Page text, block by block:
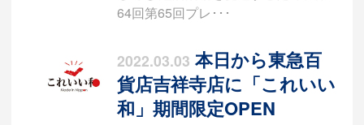
64回第65回プレ･･･
2022.03.03 本日から東急百
貨店吉祥寺店に「これいい
和」期間限定OPEN